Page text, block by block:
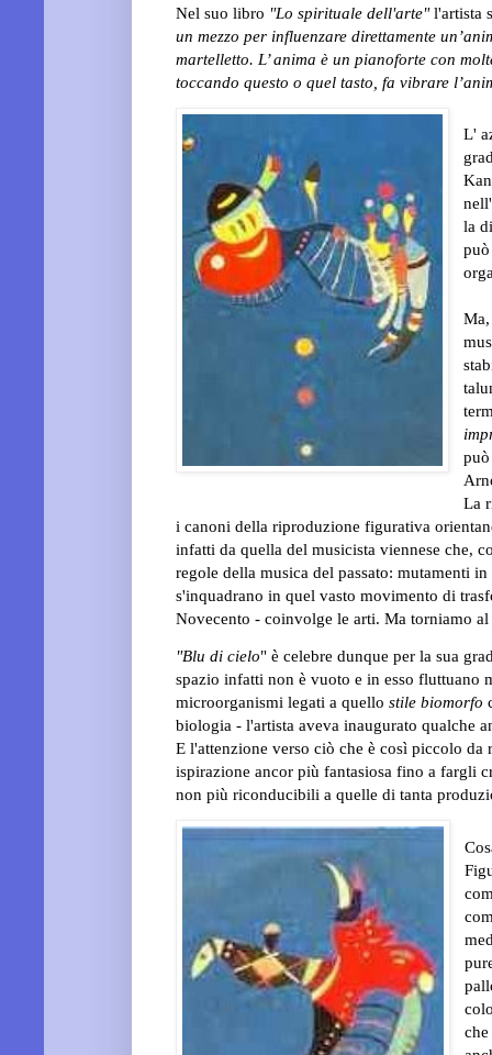
Nel suo libro "Lo spirituale dell'arte"l'artista
un mezzo per influenzare direttamente
martelletto. L’ anima è un pianoforte con
toccando questo o quel tasto, fa vibrare
L'
la
La
i canoni della riproduzione figurativa
infatti da quella del musicista viennese che,
regole della musica del passato: mutamenti
s'inquadrano in quel vasto movimento di
Novecento - coinvolge le arti. Ma torniamo
"Blu di cielo" è celebre dunque per la sua
spazio infatti non è vuoto e in esso fluttuano
microorganismi legati a quello stile biomorfo
biologia - l'artista aveva inaugurato qualche
E l'attenzione verso ciò che è così piccolo
ispirazione ancor più fantasiosa fino a fargli
non più riconducibili a quelle di tanta